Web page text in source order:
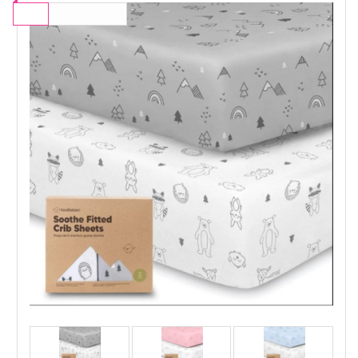
Изработен от мек и дишащ органичен памук,
осигуряващ безопасна, релаксираща и удобна
среда за възстановяващ сън.
Перфектен за деликатната кожа на Вашето
бебе.